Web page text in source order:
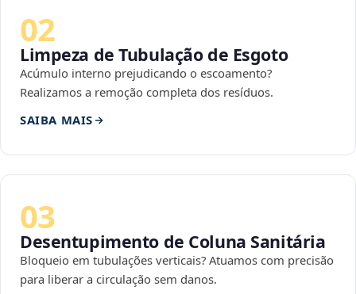
02
Limpeza de Tubulação de Esgoto
Acúmulo interno prejudicando o escoamento?
Realizamos a remoção completa dos resíduos.
SAIBA MAIS
03
Desentupimento de Coluna Sanitária
Bloqueio em tubulações verticais? Atuamos com precisão
para liberar a circulação sem danos.